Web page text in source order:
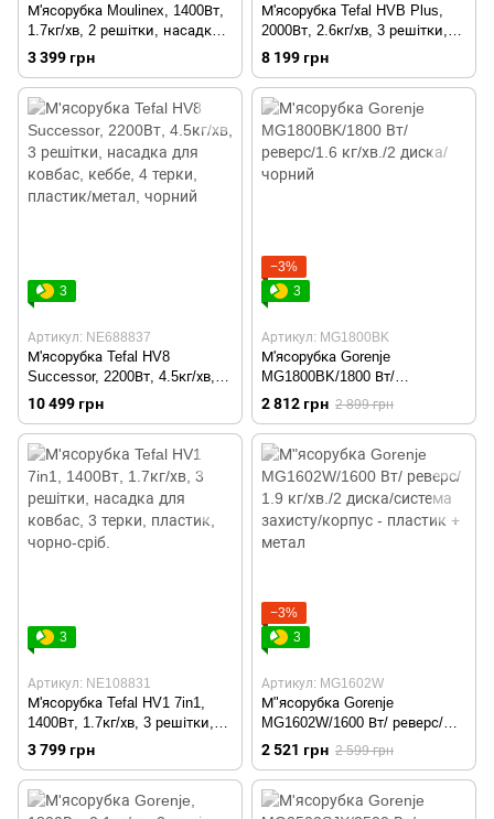
М'ясорубка Moulinex, 1400Вт,
1.7кг/хв, 2 решітки, насадка
для ковбас, пластик, білий
3 399 грн
М'ясорубка Tefal HVB Plus,
2000Вт, 2.6кг/хв, 3 решітки,
насадка для ковбас, кеббе,
томатів, 5 терок, пластик/
метал, чорний
8 199 грн
3
Артикул: NE688837
М'ясорубка Tefal HV8
Successor, 2200Вт, 4.5кг/хв, 3
решітки, насадка для ковбас,
кеббе, 4 терки, пластик/
метал, чорний
10 499 грн
−3%
3
Артикул: MG1800BK
М'ясорубка Gorenje
MG1800BK/1800 Вт/
реверс/1.6 кг/хв./2 диска/
2 812 грн 2 899 грн
3
Артикул: NE108831
М'ясорубка Tefal HV1 7in1,
1400Вт, 1.7кг/хв, 3 решітки,
насадка для ковбас, 3 терки,
пластик, чорно-сріб.
3 799 грн
−3%
3
Артикул: MG1602W
М"ясорубка Gorenje
MG1602W/1600 Вт/ реверс/
1.9 кг/хв./2 диска/система
захисту/корпус - пластик +
метал
2 521 грн 2 599 грн